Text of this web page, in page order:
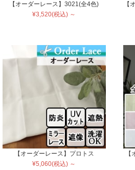
【オーダーレース】3021(全4色)
¥3,520(税込) ～
【
【オーダーレース】プロトス
¥5,060(税込) ～